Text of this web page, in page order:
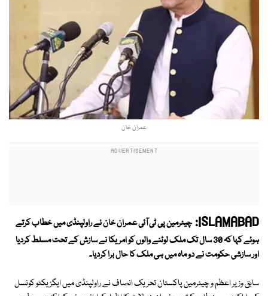
عمران خان
ISLAMABAD: چیئرمین پی ٹی آئی عمران خان نے راولپنڈی میں خطاب کرتے
ہوئے کہا کہ 30 سال تک ملک لوٹنے والوں کو امریکا نے سازش کے تحت مسلط کردیا
اور سازشی حکومت نے دو ماہ میں ہی ملک کا حال برا کردیا۔
سابق وزیر اعظم و چیئرمین پاکستان تحریک انصاف نے راولپنڈی میں ایگزیکٹو کونسل